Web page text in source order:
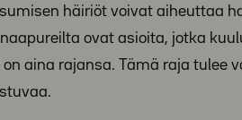
häiriöt voivat aiheuttaa
ovat asioita, jotka
on aina rajansa. Tämä raja tulee